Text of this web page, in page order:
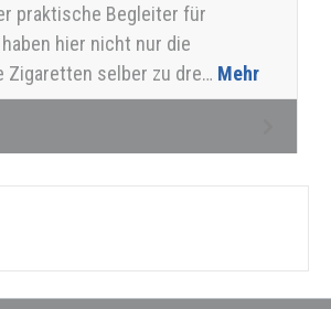
praktische Begleiter für
hier nicht nur die
Zigaretten selber zu dre… Mehr